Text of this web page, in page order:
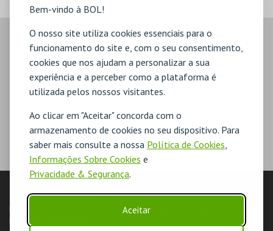
Bem-vindo à BOL!
O nosso site utiliza cookies essenciais para o
funcionamento do site e, com o seu consentimento,
cookies que nos ajudam a personalizar a sua
experiência e a perceber como a plataforma é
utilizada pelos nossos visitantes.
Ao clicar em "Aceitar" concorda com o
armazenamento de cookies no seu dispositivo. Para
saber mais consulte a nossa Política de Cookies
Informações Sobre Cookies e
Privacidade & Segurança.
Aceitar
LOJA
Pesquisar Carrinho de compras Eventos
Livro de Reclamações